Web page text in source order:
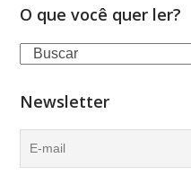
O que você quer ler?
Search
Newsletter